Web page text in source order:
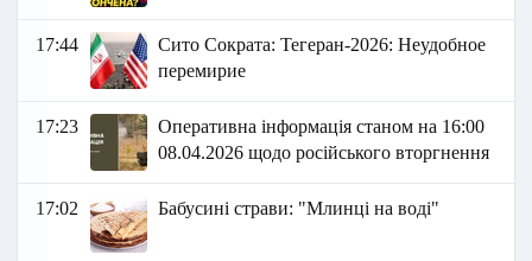
17:44
Сито Сократа: Тегеран-2026: Неудобное
перемирие
17:23
Оперативна інформація станом на 16:00
08.04.2026 щодо російського вторгнення
17:02 Бабусині страви: "Млинці на воді"